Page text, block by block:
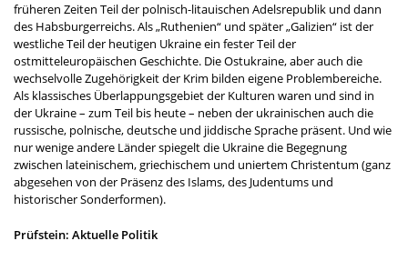
früheren Zeiten Teil der polnisch-litauischen Adelsrepublik und dann
des Habsburgerreichs. Als „Ruthenien“ und später „Galizien“ ist der
westliche Teil der heutigen Ukraine ein fester Teil der
ostmitteleuropäischen Geschichte. Die Ostukraine, aber auch die
wechselvolle Zugehörigkeit der Krim bilden eigene Problembereiche.
Als klassisches Überlappungsgebiet der Kulturen waren und sind in
der Ukraine – zum Teil bis heute – neben der ukrainischen auch die
russische, polnische, deutsche und jiddische Sprache präsent. Und wie
nur wenige andere Länder spiegelt die Ukraine die Begegnung
zwischen lateinischem, griechischem und uniertem Christentum (ganz
abgesehen von der Präsenz des Islams, des Judentums und
historischer Sonderformen).
Prüfstein: Aktuelle Politik